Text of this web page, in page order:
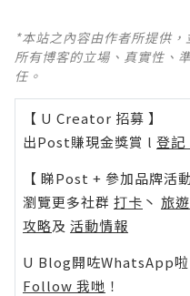
*本站之內容由作者所提供
所有博客的立場、真實性、
任。
【 U Creator 招募 】
出Post賺現金獎賞 l 登記
【 睇Post + 參加品牌活動
瀏覽更多社群 打卡 丶 旅遊
攻略及 活動情報
U Blog開咗WhatsApp啦
Follow 我哋 ！